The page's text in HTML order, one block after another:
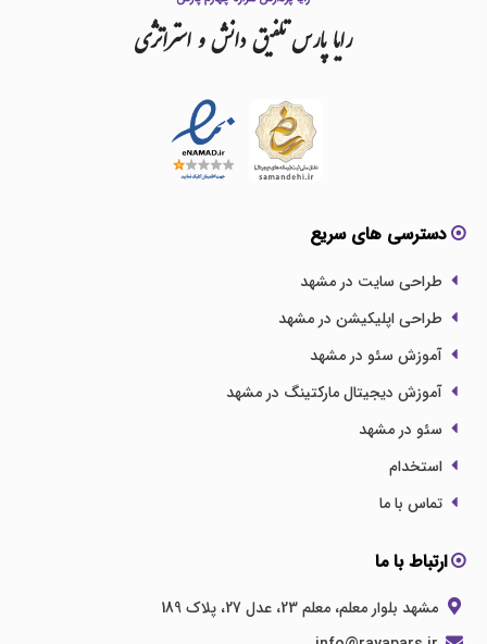
رایاپارستلفیقدانشواستراتژی
دسترسی های سریع
طراحی سایت در مشهد
طراحی اپلیکیشن در مشهد
آموزش سئو در مشهد
آموزش دیجیتال مارکتینگ در مشهد
سئو در مشهد
استخدام
تماس با ما
ارتباط با ما
مشهد بلوار معلم، معلم 23، عدل 27، پلاک 189